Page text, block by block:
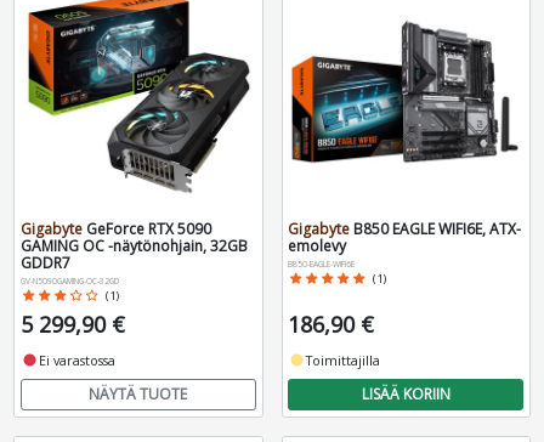
Gigabyte GeForce RTX 5090
GAMING OC -näytönohjain, 32GB
GDDR7
GV-N5090GAMING-OC-32GD
star star star star_border star_border (1)
5 299,90 €
fiber_manual_record Ei varastossa
NÄYTÄ TUOTE
Gigabyte B850 EAGLE WIFI6E, ATX-
emolevy
B850-EAGLE-WIFI6E
star star star star star (1)
186,90 €
fiber_manual_recordToimittajilla
LISÄÄ KORIIN